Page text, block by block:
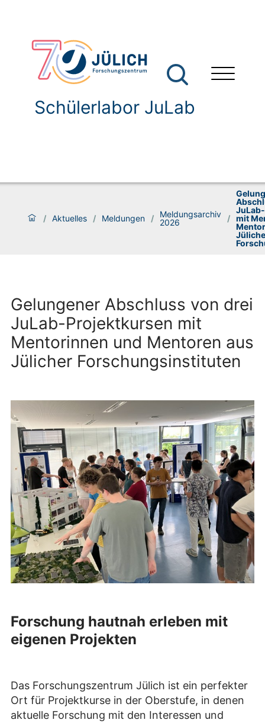
Schülerlabor JuLab
/ Aktuelles / Meldungen /
Meldungsarchiv
2026
/ mit
Gelungener Abschluss von drei
JuLab-Projektkursen mit
Mentorinnen und Mentoren aus
Jülicher Forschungsinstituten
Forschung hautnah erleben mit
eigenen Projekten
Das Forschungszentrum Jülich ist ein perfekter
Ort für Projektkurse in der Oberstufe, in denen
aktuelle Forschung mit den Interessen und